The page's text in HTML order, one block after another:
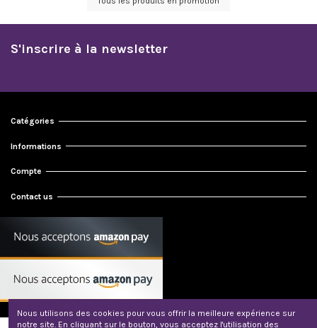
S'inscrire à la newsletter
Catégories
Informations
Compte
Contact us
Nous utilisons des cookies pour vous offrir la meilleure expérience sur
notre site. En cliquant sur le bouton, vous acceptez l'utilisation des